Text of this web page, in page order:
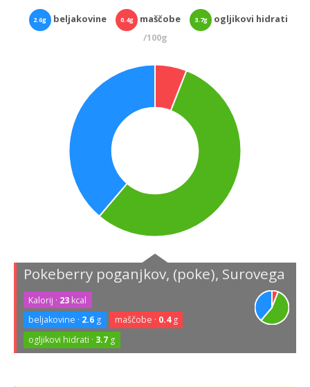
2.6g beljakovine 0.4g maščobe 3.7g
ogljikovi hidrati
/100g
Pokeberry poganjkov, (poke), Surovega
Kalorij · 23 kcal
beljakovine · 2.6 g maščobe · 0.4g
ogljikovi hidrati · 3.7 g